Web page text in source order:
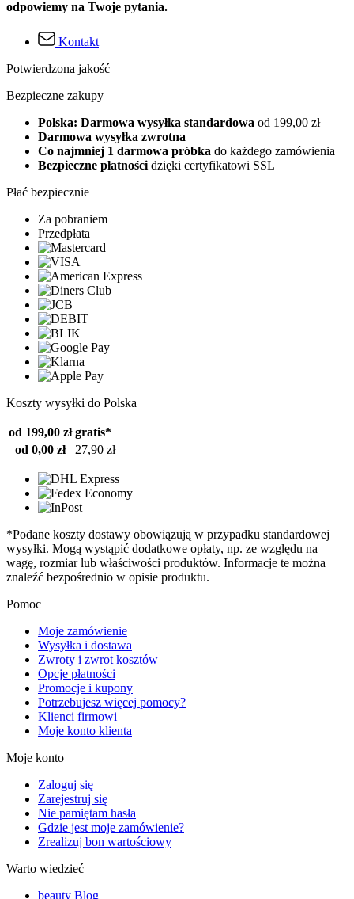
odpowiemy na Twoje pytania.
Kontakt
Potwierdzona jakość
Bezpieczne zakupy
Polska: Darmowa wysyłka standardowa od 199,00 zł
Darmowa wysyłka zwrotna
Co najmniej 1 darmowa próbka do każdego zamówienia
Bezpieczne płatności dzięki certyfikatowi SSL
Płać bezpiecznie
Za pobraniem
Przedpłata
Koszty wysyłki do Polska
od 199,00 zł gratis*
od 0,00 zł
27,90 zł
*Podane koszty dostawy obowiązują w przypadku standardowej
wysyłki. Mogą wystąpić dodatkowe opłaty, np. ze względu na
wagę, rozmiar lub właściwości produktów. Informacje te można
znaleźć bezpośrednio w opisie produktu.
Pomoc
Moje zamówienie
Wysyłka i dostawa
Zwroty i zwrot kosztów
Opcje płatności
Promocje i kupony
Potrzebujesz więcej pomocy?
Klienci firmowi
Moje konto klienta
Moje konto
Zaloguj się
Zarejestruj się
Nie pamiętam hasła
Gdzie jest moje zamówienie?
Zrealizuj bon wartościowy
Warto wiedzieć
beauty Blog